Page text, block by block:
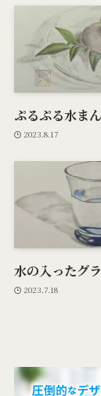
ぷるぷる水ま
2023.8.17
水の入ったグ
2023.7.18